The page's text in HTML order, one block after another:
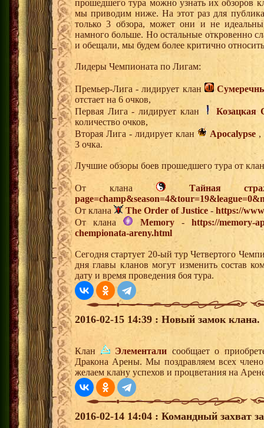
прошедшего тура можно узнать их обзоров
мы приводим ниже. На этот раз для
только 3 обзора, может они и не
намного больше. Но остальные откровенно
и обещали, мы будем более критично
Лидеры Чемпионата по Лигам:
Премьер-Лига - лидирует клан
отстает на 6 очков,
Первая Лига - лидирует клан
Козацкая
количество очков,
Вторая Лига - лидирует клан
Apocalypse ,
3 очка.
Лучшие обзоры боев прошедшего тура от
От клана
Тайная
От клана
The Order of Justice - https://
От клана
Memory-https://memory-
chempionata-areny.html
Сегодня стартует 20-ый тур Четвертого
дня главы кланов могут изменить состав
дату и время проведения боя тура.
2016-02-15 14:39 : Новый замок клана.
Клан Элементали сообщает о
Дракона Арены. Мы поздравляем всех
желаем клану успехов и процветания на
2016-02-14 14:04 : Командный захват